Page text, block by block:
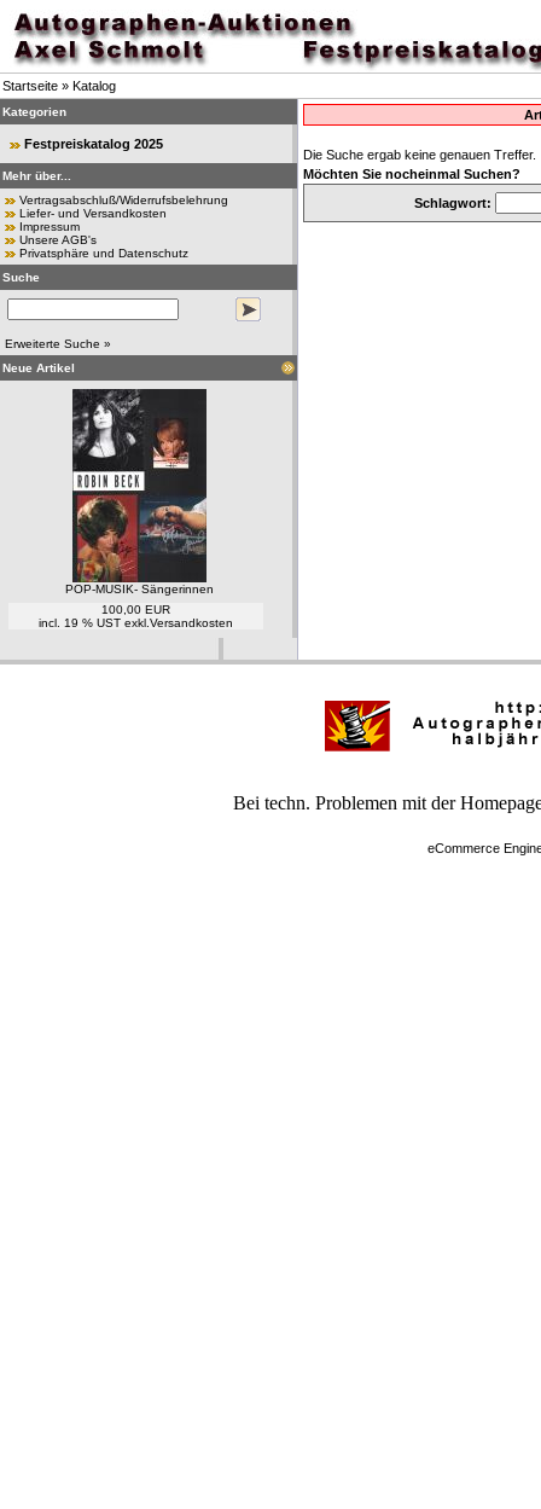
Startseite » Katalog
Kategorien
Festpreiskatalog 2025
Mehr über...
Vertragsabschluß/Widerrufsbelehrung
Liefer- und Versandkosten
Impressum
Unsere AGB's
Privatsphäre und Datenschutz
Suche
Erweiterte Suche »
Neue Artikel
POP-MUSIK- Sängerinnen
100,00 EUR
incl. 19 % UST exkl. Versandkosten
Die Suche ergab keine genauen Treffer.
Möchten Sie nocheinmal Suchen?
Schlagwort:
Bei techn. Problemen mit der
eCommerce